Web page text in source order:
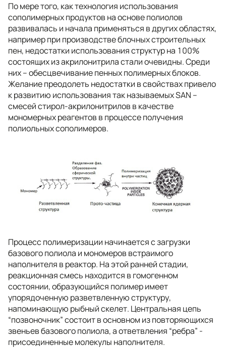
По мере того, как технология использования
сополимерных продуктов на основе полиолов
развивалась и начала применяться в других областях,
например при производстве блочных строительных
пен, недостатки использования структур на 100%
состоящих из акрилонитрила стали очевидны. Среди
них – обесцвечивание пенных полимерных блоков.
Желание преодолеть недостатки в свойствах привело
к развитию использования так называемых SAN –
смесей стирол-акрилонитрилов в качестве
мономерных реагентов в процессе получения
полиольных сополимеров.
Процесс полимеризации начинается с загрузки
базового полиола и мономеров встраимого
наполнителя в реактор. На этой ранней стадии,
реакционная смесь находится в гомогенном
состоянии, образующийся полимер имеет
упорядоченную разветвленную структуру,
напоминающую рыбный скелет. Центральная цепь
“позвоночник” состоит в основном из повторяющихся
звеньев базового полиола, а ответвления “ребра” -
присоединенные молекулы наполнителя.